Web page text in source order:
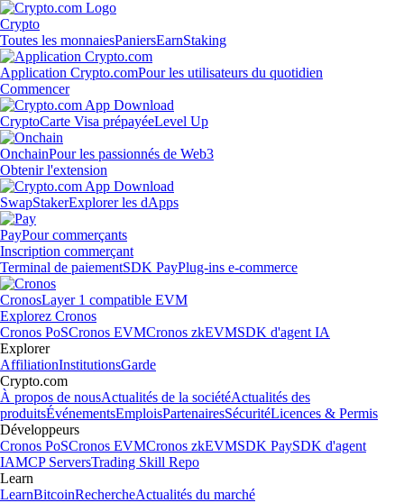
Crypto
Toutes les monnaiesPaniersEarnStaking
Application Crypto.comPour les utilisateurs du quotidien
Commencer
CryptoCarte Visa prépayéeLevel Up
OnchainPour les passionnés de Web3
Obtenir l'extension
SwapStakerExplorer les dApps
PayPour commerçants
Inscription commerçant
Terminal de paiementSDK PayPlug-ins e-commerce
CronosLayer 1 compatible EVM
Explorez Cronos
Cronos PoSCronos EVMCronos zkEVMSDK d'agent IA
Explorer
AffiliationInstitutionsGarde
Crypto.com
À propos de nousActualités de la sociétéActualités des
produitsÉvénementsEmploisPartenairesSécuritéLicences & Permis
Développeurs
Cronos PoSCronos EVMCronos zkEVMSDK PaySDK d'agent
IAMCP ServersTrading Skill Repo
Learn
LearnBitcoinRechercheActualités du marché